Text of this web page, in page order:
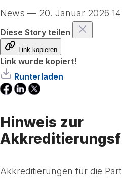
News — 20. Januar 2026
Diese Story teilen
Link kopieren
Link wurde kopiert!
Runterladen
Hinweis zur
Akkreditierungen für die